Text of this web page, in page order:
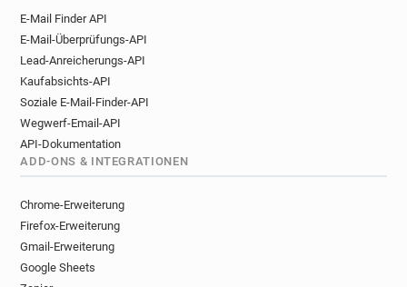
E-Mail Finder API
E-Mail-Überprüfungs-API
Lead-Anreicherungs-API
Kaufabsichts-API
Soziale E-Mail-Finder-API
Wegwerf-Email-API
API-Dokumentation
ADD-ONS & INTEGRATIONEN
Chrome-Erweiterung
Firefox-Erweiterung
Gmail-Erweiterung
Google Sheets